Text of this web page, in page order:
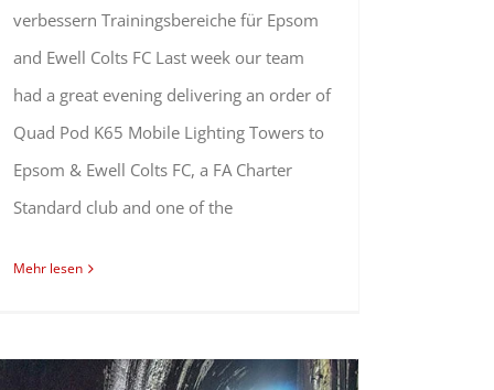
verbessern Trainingsbereiche für Epsom
and Ewell Colts FC Last week our team
had a great evening delivering an order of
Quad Pod K65 Mobile Lighting Towers to
Epsom & Ewell Colts FC, a FA Charter
Standard club and one of the
Mehr lesen